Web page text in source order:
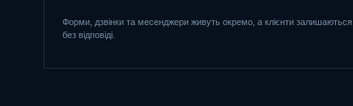
Форми, дзвінки та месенджери живуть окремо, а клієнти залишаються
без відповіді.